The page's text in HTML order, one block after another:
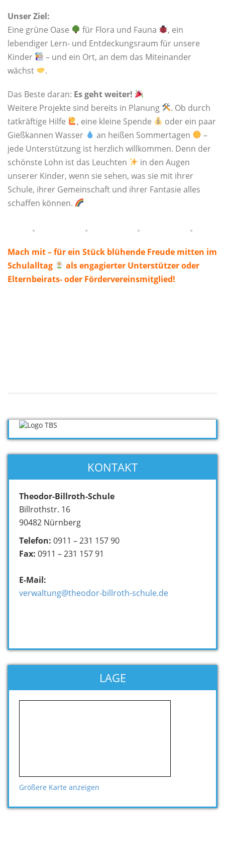
Unser Ziel:
Eine grüne Oase
für Flora und Fauna
, ein
lebendiger Lern- und Entdeckungsraum für unsere
Kinder
– und ein Ort, an dem das Miteinander
wächst
.
Das Beste daran: Es geht weiter!
Weitere Projekte sind bereits in Planung
. Ob durch
tatkräftige Hilfe
, eine kleine Spende
oder ein paar
Gießkannen Wasser
an heißen Sommertagen
–
jede Unterstützung ist herzlich willkommen. Denn der
schönste Lohn ist das Leuchten
in den Augen
unserer Kinder, wenn sie sehen, was sie mit ihrer
Schule, ihrer Gemeinschaft und ihrer Fantasie alles
schaffen können.
Mach mit – für ein Stück blühende Freude mitten im
Schulalltag
als engagierter Unterstützer oder
Elternbeirats- oder Fördervereinsmitglied!
KONTAKT
Theodor-Billroth-Schule
Billrothstr. 16
90482 Nürnberg
Telefon: 0911 – 231 157 90
Fax: 0911 – 231 157 91
E-Mail:
verwaltung@theodor-billroth-schule.de
LAGE
Größere Karte anzeigen